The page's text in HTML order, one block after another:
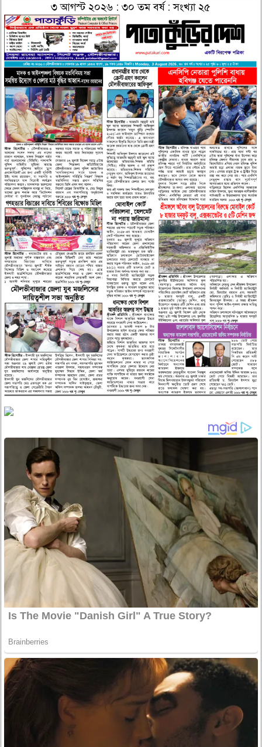
৩ আগস্ট ২০২৬ : ৩০ তম বর্ষ : সংখ্যা ২৫